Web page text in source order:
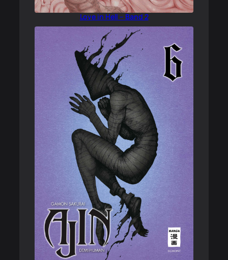
Love in Hell – Band 2